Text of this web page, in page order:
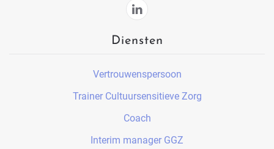
Diensten
Vertrouwenspersoon
Trainer Cultuursensitieve Zorg
Coach
Interim manager GGZ